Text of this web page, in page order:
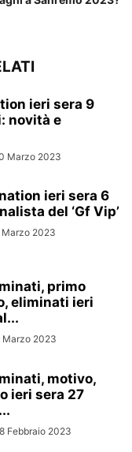
ieri sera 9
novità e
Marzo 2023
ieri sera 6
del ‘Gf Vip’
Marzo 2023
primo
eliminati ieri
Marzo 2023
motivo,
ieri sera 27
Febbraio 2023